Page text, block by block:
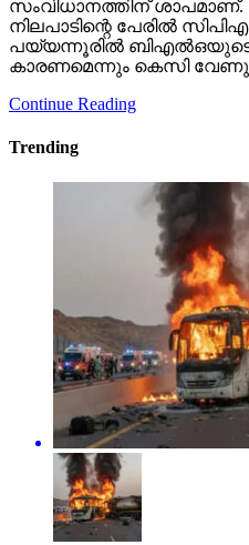
സംവിധാനത്തിന് ശാപമാണ്.
നിലപാടിന്റെ പേരില്‍
പയ്യന്നൂരില്‍
കാരണമെന്നും കെസി
Continue Reading
Trending